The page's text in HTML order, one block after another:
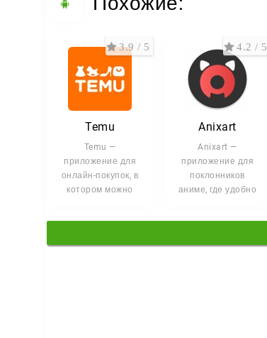
Temu
Temu —
приложение для
онлайн-покупок, в
котором можно
3.9 / 5
Anixart
Anixart —
приложение для
поклонников
аниме, где удобно
4.2 / 5